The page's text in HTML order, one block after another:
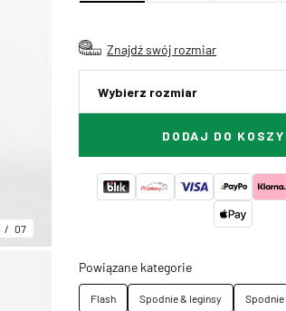
07
Znajdź swój rozmiar
Wybierz rozmiar
DODAJ DO
Powiązane kategorie
Flash Spodnie & leginsy